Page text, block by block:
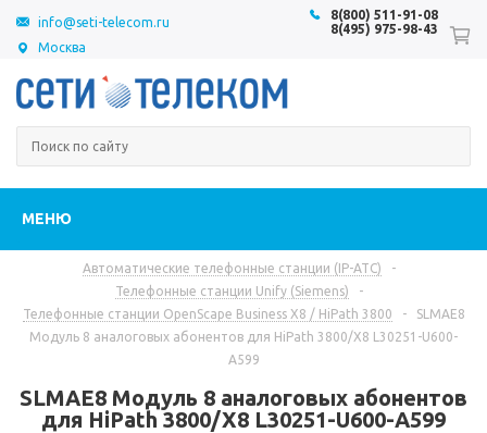
Москва
8(800) 511-91-08
8(495) 975-98-43
info@seti-telecom.ru
МЕНЮ
Автоматические телефонные станции (IP-АТС)
-
Телефонные станции Unify (Siemens)
-
Телефонные станции OpenScape Business X8 / HiPath 3800
-
SLMAE8
Модуль 8 аналоговых абонентов для HiPath 3800/X8 L30251-U600-
A599
SLMAE8 Модуль 8 аналоговых абонентов
для HiPath 3800/X8 L30251-U600-A599